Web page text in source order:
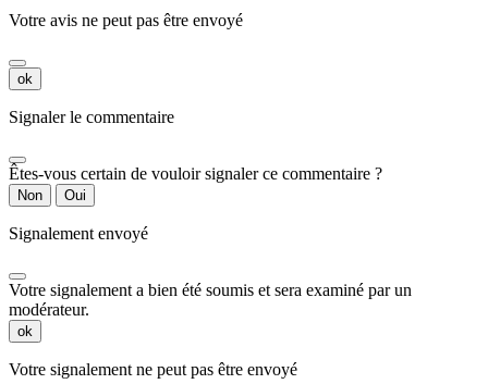
Votre avis ne peut pas être envoyé
ok
Signaler le commentaire
Êtes-vous certain de vouloir signaler ce commentaire ?
Non Oui
Signalement envoyé
Votre signalement a bien été soumis et sera examiné par un
modérateur.
ok
Votre signalement ne peut pas être envoyé